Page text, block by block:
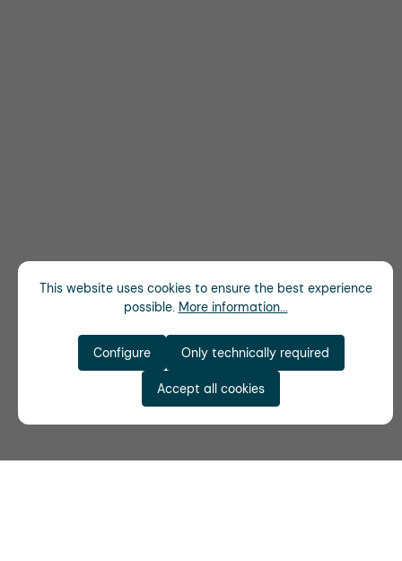
This website uses cookies to ensure the best experience
possible. More information...
Only technically required
Configure
Accept all cookies